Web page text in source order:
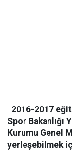
2016-2017
Spor Bakanlığı
Kurumu Genel
yerleşebilmek